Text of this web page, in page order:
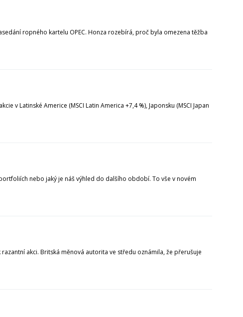
ropného kartelu OPEC. Honza rozebírá, proč byla omezena těžba
v Latinské Americe (MSCI Latin America +7,4 %), Japonsku (MSCI Japan
nebo jaký je náš výhled do dalšího období. To vše v novém
akci. Britská měnová autorita ve středu oznámila, že přerušuje